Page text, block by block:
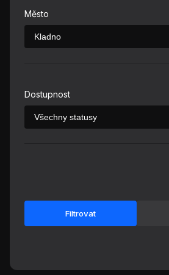
Město
Dostupnost
Filtrovat